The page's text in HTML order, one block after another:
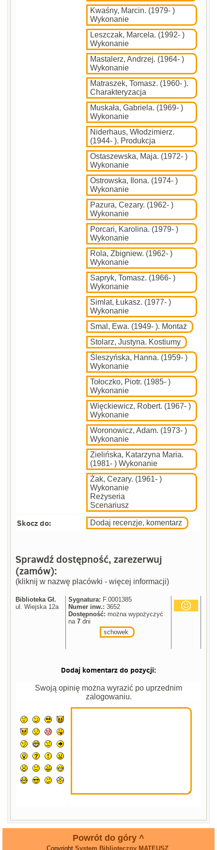
Kwaśny, Marcin. (1979- )
Wykonanie
Leszczak, Marcela. (1992- )
Wykonanie
Mastalerz, Andrzej. (1964- )
Wykonanie
Matraszek, Tomasz. (1960- ).
Charakteryzacja
Muskała, Gabriela. (1969- )
Wykonanie
Niderhaus, Włodzimierz.
(1944- ). Produkcja
Ostaszewska, Maja. (1972- )
Wykonanie
Ostrowska, Ilona. (1974- )
Wykonanie
Pazura, Cezary. (1962- )
Wykonanie
Porcari, Karolina. (1979- )
Wykonanie
Rola, Zbigniew. (1962- )
Wykonanie
Sapryk, Tomasz. (1966- )
Wykonanie
Simlat, Łukasz. (1977- )
Wykonanie
Smal, Ewa. (1949- ). Montaż
Stolarz, Justyna. Kostiumy
Śleszyńska, Hanna. (1959- )
Wykonanie
Tołoczko, Piotr. (1985- )
Wykonanie
Więckiewicz, Robert. (1967- )
Wykonanie
Woronowicz, Adam. (1973- )
Wykonanie
Zielińska, Katarzyna Maria.
(1981- ) Wykonanie
Żak, Cezary. (1961- )
Wykonanie
Reżyseria
Scenariusz
Skocz do: Dodaj recenzje, komentarz
Sprawdź dostępność, zarezerwuj
(zamów):
(kliknij w nazwę placówki - więcej informacji)
Biblioteka Gł.
ul. Wiejska 12a
Sygnatura: F.0001385
Numer inw.: 3652
Dostępność: można wypożyczyć
na7 dni
schowek
Dodaj komentarz do pozycji:
Swoją opinię można wyrazić po uprzednim
zalogowaniu.
Powrót do góry ^
Copyright System Biblioteczny MATEUSZ